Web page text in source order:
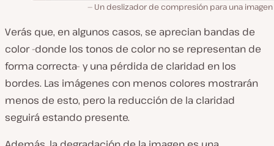
Un deslizador de compresión para una imagen
Verás que, en algunos casos, se aprecian bandas de
color -donde los tonos de color no se representan de
forma correcta- y una pérdida de claridad en los
bordes. Las imágenes con menos colores mostrarán
menos de esto, pero la reducción de la claridad
seguirá estando presente.